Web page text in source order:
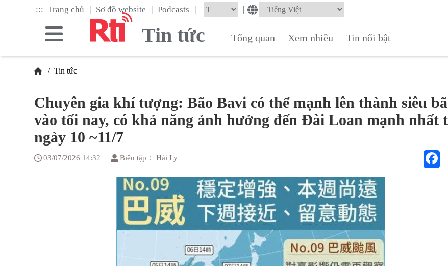
::: Trang chủ | Sơ đồ website | Podcasts | |
Tin tức | Tổng quan Xem nhiều Tin nổi bật
/ Tin tức
Chuyên gia khí tượng: Bão Bavi có thể mạnh lên thành siêu
vào tối nay, có khả năng ảnh hưởng đến Đài Loan mạnh nhất
ngày 10 ~11/7
03/07/2026 14:32 Biên tập： Hải Ly